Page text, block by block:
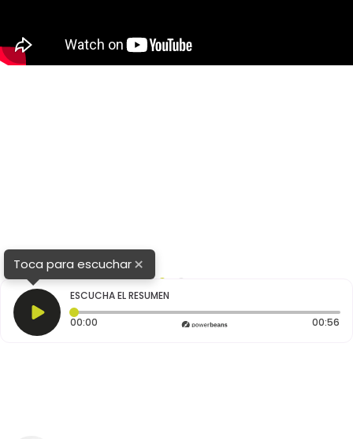
Toca para escuchar×
ESCUCHA EL RESUMEN
00:00 Tiempo transcurrido: 0 segundos 00:56